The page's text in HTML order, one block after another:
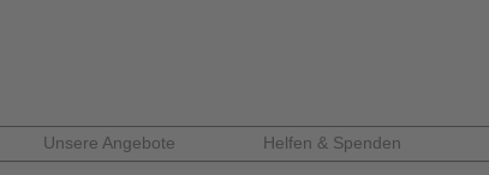
Unsere Angebote Helfen & Spenden